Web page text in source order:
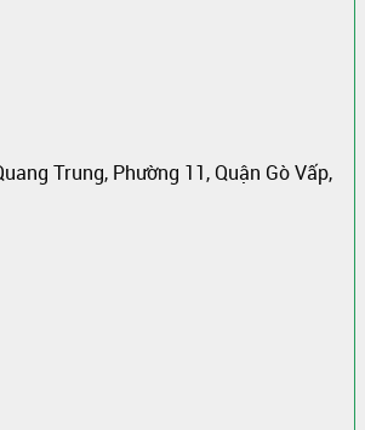
Trung, Phường 11, Quận Gò Vấp,